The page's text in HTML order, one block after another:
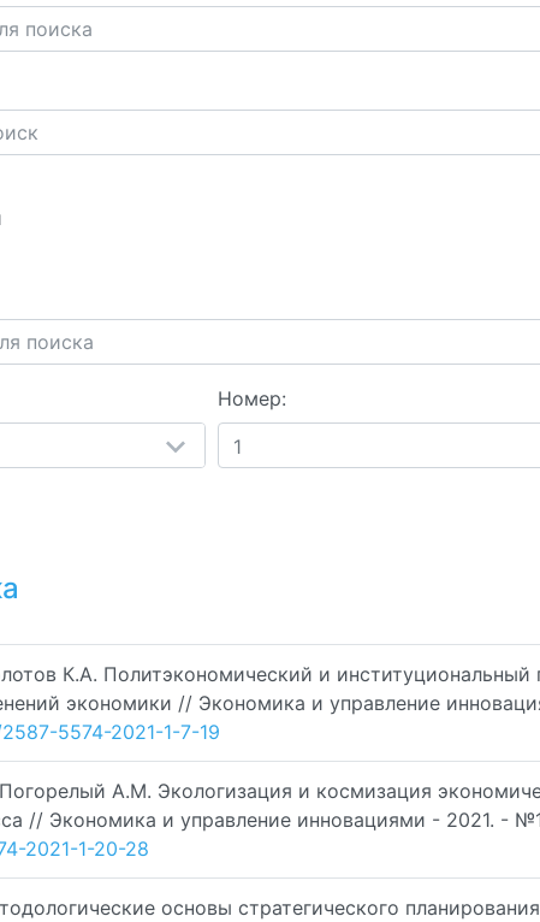
Номер:
1
К.А. Политэкономический и институциональный
экономики // Экономика и управление
5574-2021-1-7-19
А.М. Экологизация и космизация
// Экономика и управление инновациями - 2021. -
2021-1-20-28
основы стратегического